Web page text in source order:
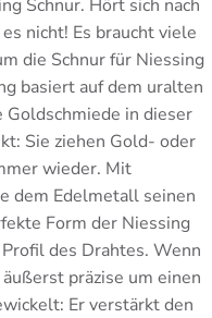
Schnur. Hört sich nach
nicht! Es braucht viele
die Schnur für Niessing
basiert auf dem uralten
Goldschmiede in dieser
Sie ziehen Gold- oder
wieder. Mit
dem Edelmetall seinen
Form der Niessing
des Drahtes. Wenn
präzise um einen
Er verstärkt den